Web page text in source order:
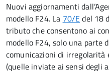
Nuovi aggiornamenti
modello F24. La 70/Edel 18
tributo che consentono ai
modello F24, solo una parte
comunicazioni di
(quelle inviate ai sensi degli